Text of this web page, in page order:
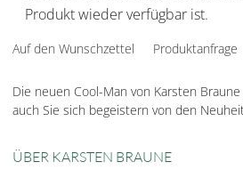
Produkt wieder verfügbar ist.
Auf den Wunschzettel Produktanfrage
Die neuen Cool-Man von Karsten
auch Sie sich begeistern von den
ÜBER KARSTEN BRAUNE